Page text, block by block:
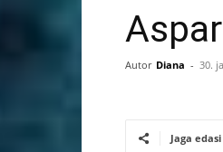
Autor Diana - 30.
Jaga edasi